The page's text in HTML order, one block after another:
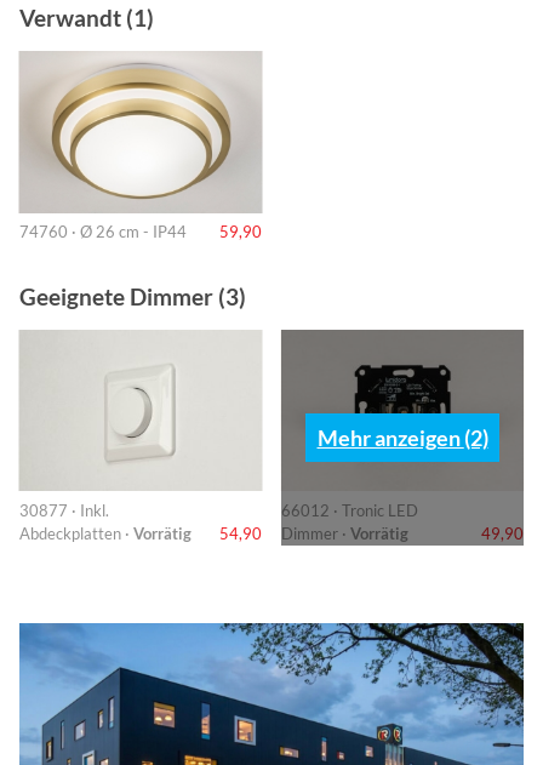
Verwandt (1)
74760 · Ø 26 cm - IP44 59,90
Geeignete Dimmer (3)
30877 · Inkl.
Abdeckplatten · Vorrätig 54,90
66012 · Tronic LED
Dimmer · Vorrätig 49,90
Mehr anzeigen (2)